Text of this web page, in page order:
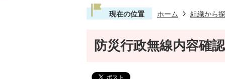
現在の位置 ホーム 組織から
防災行政無線内容確